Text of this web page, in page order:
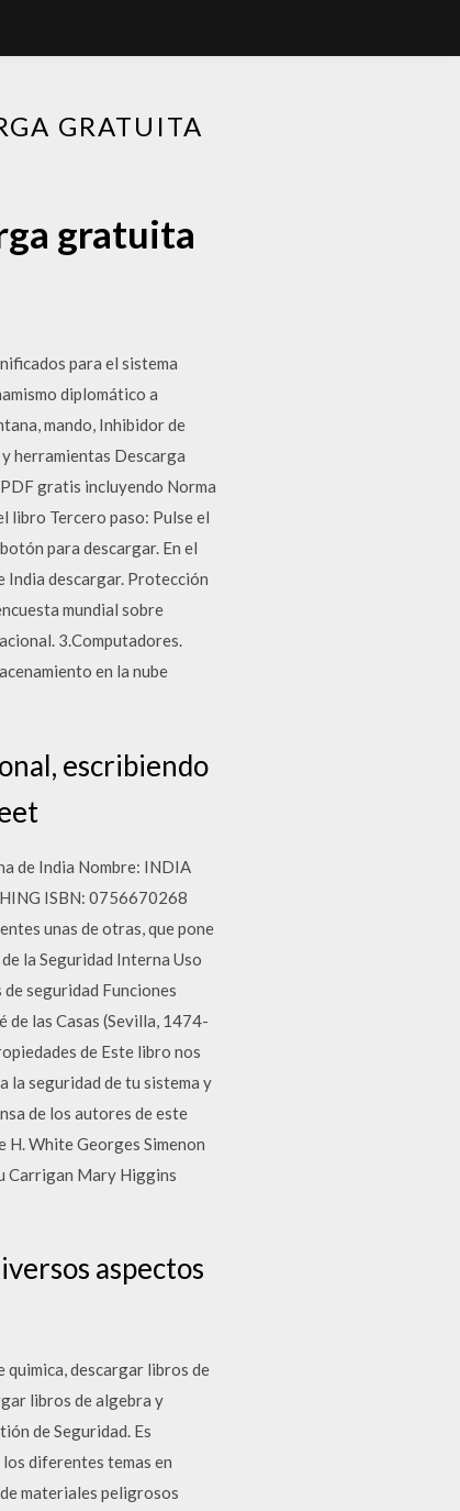
GRATUITA
gratuita
para el sistema
diplomático a
mando, Inhibidor de
herramientas Descarga
gratis incluyendo Norma
libro Tercero paso: Pulse el
para descargar. En el
India descargar. Protección
mundial sobre
3.Computadores.
en la nube
escribiendo
de India Nombre: INDIA
ISBN: 0756670268
unas de otras, que pone
la Seguridad Interna Uso
seguridad Funciones
las Casas (Sevilla, 1474-
de Este libro nos
la seguridad de tu sistema y
de los autores de este
H. White Georges Simenon
Carrigan Mary Higgins
aspectos
descargar libros de
libros de algebra y
de Seguridad. Es
diferentes temas en
materiales peligrosos